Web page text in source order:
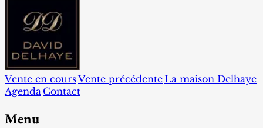
Vente en coursVente précédente La maison Delhaye
Agenda Contact
Menu